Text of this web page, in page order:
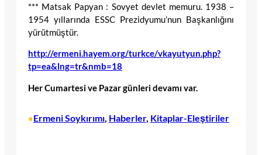
*** Matsak Papyan : Sovyet devlet memuru. 1938 –
1954 yıllarında ESSC Prezidyumu’nun Başkanlığını
yürütmüştür.
http://ermeni.hayem.org/turkce/vkayutyun.php?
tp=ea&lng=tr&nmb=18
Her Cumartesi ve Pazar günleri devamı var.
•Ermeni Soykırımı, Haberler, Kitaplar-Eleştiriler